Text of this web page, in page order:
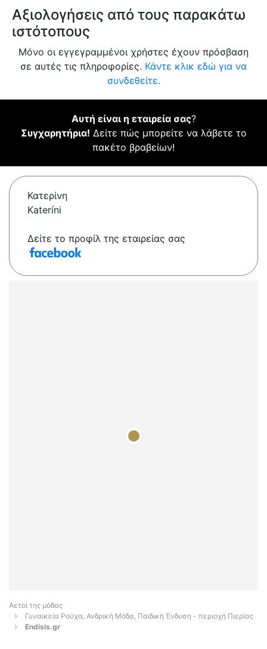
Αξιολογήσεις από τους παρακάτω
ιστότοπους
Μόνο οι εγγεγραμμένοι χρήστες έχουν πρόσβαση
σε αυτές τις πληροφορίες. Κάντε κλικ εδώ για να
συνδεθείτε.
Αυτή είναι η εταιρεία σας?
Συγχαρητήρια! Δείτε πώς μπορείτε να λάβετε το
πακέτο βραβείων!
Κατερίνη
Kateríni
Δείτε το προφίλ της εταιρείας σας
Αετοί της μόδας
Γυναικεία Ρούχα, Ανδρική Μόδα, Παιδική Ένδυση - περιοχή Πιερίας
Endisis.gr